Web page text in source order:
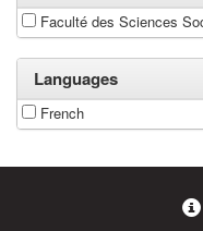
Faculté des Sciences
Languages
French